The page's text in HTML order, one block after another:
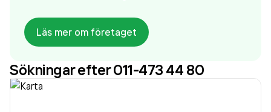
Läs mer om företaget
Sökningar efter 011-473 44 80